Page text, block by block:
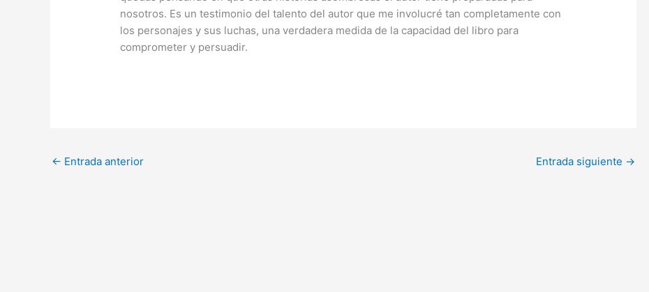
nosotros. Es un testimonio del talento del autor que me involucré tan completamente con
los personajes y sus luchas, una verdadera medida de la capacidad del libro para
comprometer y persuadir.
← Entrada anterior Entrada siguiente →